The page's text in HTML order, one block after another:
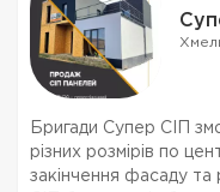
Бригади Супер СІП
різних розмірів по
закінчення фасаду та